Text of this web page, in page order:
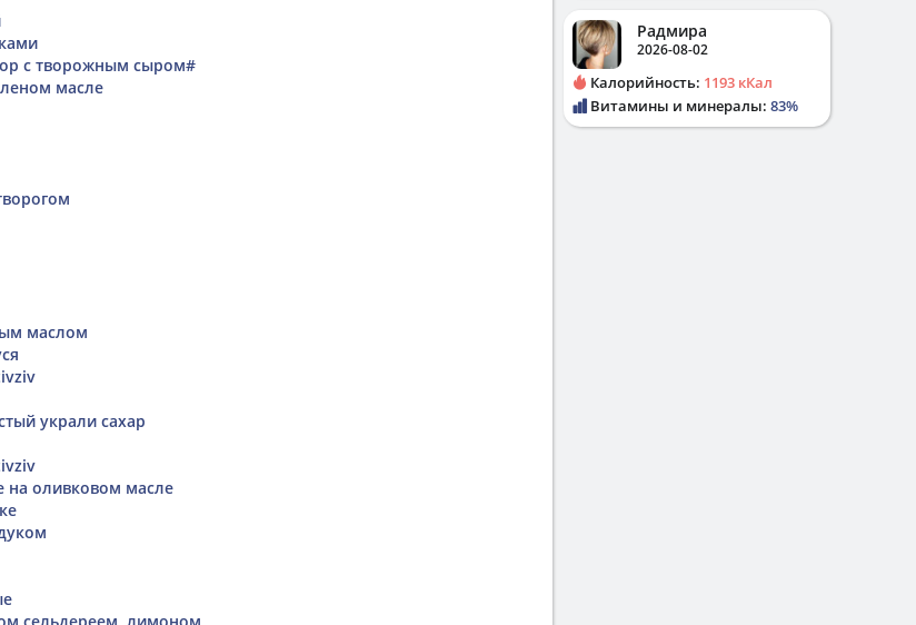
с творожным сыром#
масле
маслом
украли сахар
на оливковом масле
Радмира
2026-08-02
Калорийность: 1193 кКал
Витамины и минералы: 83%